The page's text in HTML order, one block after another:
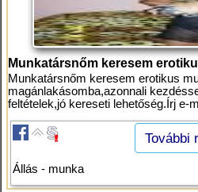
Munkatársnőm keresem
Munkatársnőm keresem erotikus
magánlakásomba,azonnali
feltételek,jó kereseti lehetőség.Írj e-
További
Állás - munka